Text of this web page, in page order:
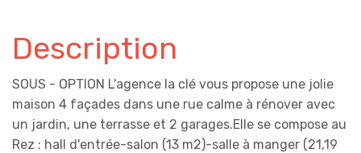
Description
SOUS - OPTION L'agence la clé vous propose une jolie
maison 4 façades dans une rue calme à rénover avec
un jardin, une terrasse et 2 garages.Elle se compose au
Rez : hall d'entrée-salon (13 m2)-salle à manger (21,19